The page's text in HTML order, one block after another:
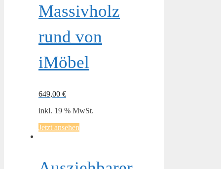
Massivholz
rund von
iMöbel
649,00 €
inkl. 19 % MwSt.
Jetzt ansehen